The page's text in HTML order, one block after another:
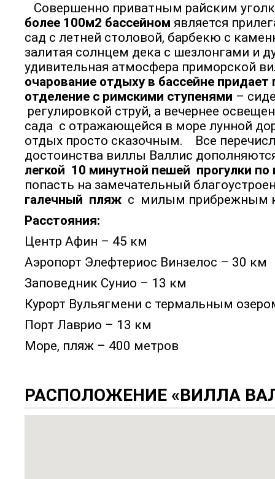
Совершенно приватным райским
более 100м2 бассейном является
сад с летней столовой, барбекю с
залитая солнцем дека с шезлонгами и
удивительная атмосфера приморской
очарование отдыху в бассейне
отделение с римскими ступенями –
регулировкой струй, а вечернее
сада с отражающейся в море лунной
отдых просто сказочным. Все
достоинства виллы Валлис
легкой 10 минутной пешей прогулки по
попасть на замечательный
галечный пляж с милым прибрежным
Расстояния:
Центр Афин – 45 км
Аэропорт Элефтериос Винзелос – 30 км
Заповедник Сунио – 13 км
Курорт Вульягмени с термальным
Порт Лаврио – 13 км
Море, пляж – 400 метров
РАСПОЛОЖЕНИЕ «ВИЛЛА